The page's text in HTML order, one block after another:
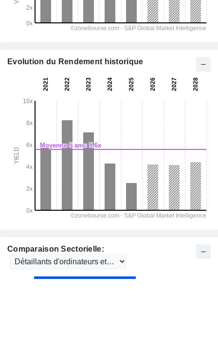
Comparaison Sectorielle:
Evolution du Rendement historique